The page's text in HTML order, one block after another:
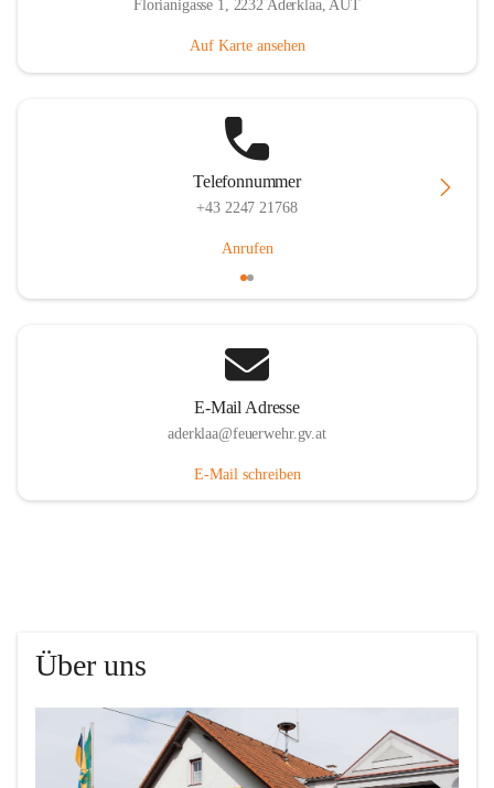
Florianigasse 1, 2232 Aderklaa, AUT
Auf Karte ansehen
Telefonnummer
+43 2247 21768
Anrufen
E-Mail Adresse
aderklaa@feuerwehr.gv.at
E-Mail schreiben
Über uns